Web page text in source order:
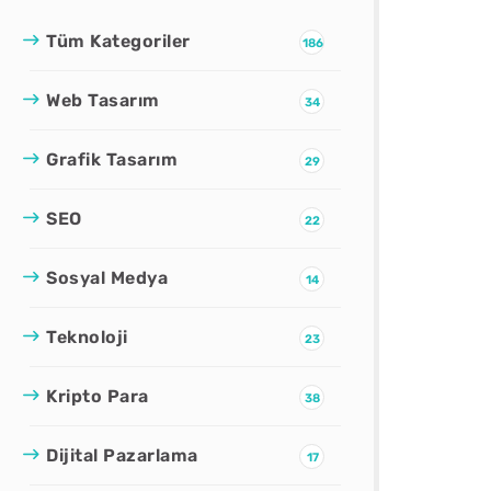
Tüm Kategoriler 186
Web Tasarım 34
Grafik Tasarım 29
SEO 22
Sosyal Medya 14
Teknoloji 23
Kripto Para 38
Dijital Pazarlama 17